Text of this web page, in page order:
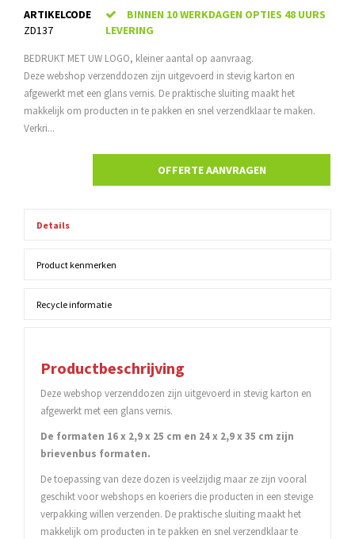
ARTIKELCODE
ZD137
BINNEN 10 WERKDAGEN OPTIES 48 UURS
LEVERING
BEDRUKT MET UW LOGO, kleiner aantal op aanvraag.
Deze webshop verzenddozen zijn uitgevoerd in stevig karton en
afgewerkt met een glans vernis. De praktische sluiting maakt het
makkelijk om producten in te pakken en snel verzendklaar te maken.
Verkri...
OFFERTE AANVRAGEN
Details
Product kenmerken
Recycle informatie
Productbeschrijving
Deze webshop verzenddozen zijn uitgevoerd in stevig karton en
afgewerkt met een glans vernis.
De formaten 16 x 2,9 x 25 cm en 24 x 2,9 x 35 cm zijn
brievenbus formaten.
De toepassing van deze dozen is veelzijdig maar ze zijn vooral
geschikt voor webshops en koeriers die producten in een stevige
verpakking willen verzenden. De praktische sluiting maakt het
makkelijk om producten in te pakken en snel verzendklaar te